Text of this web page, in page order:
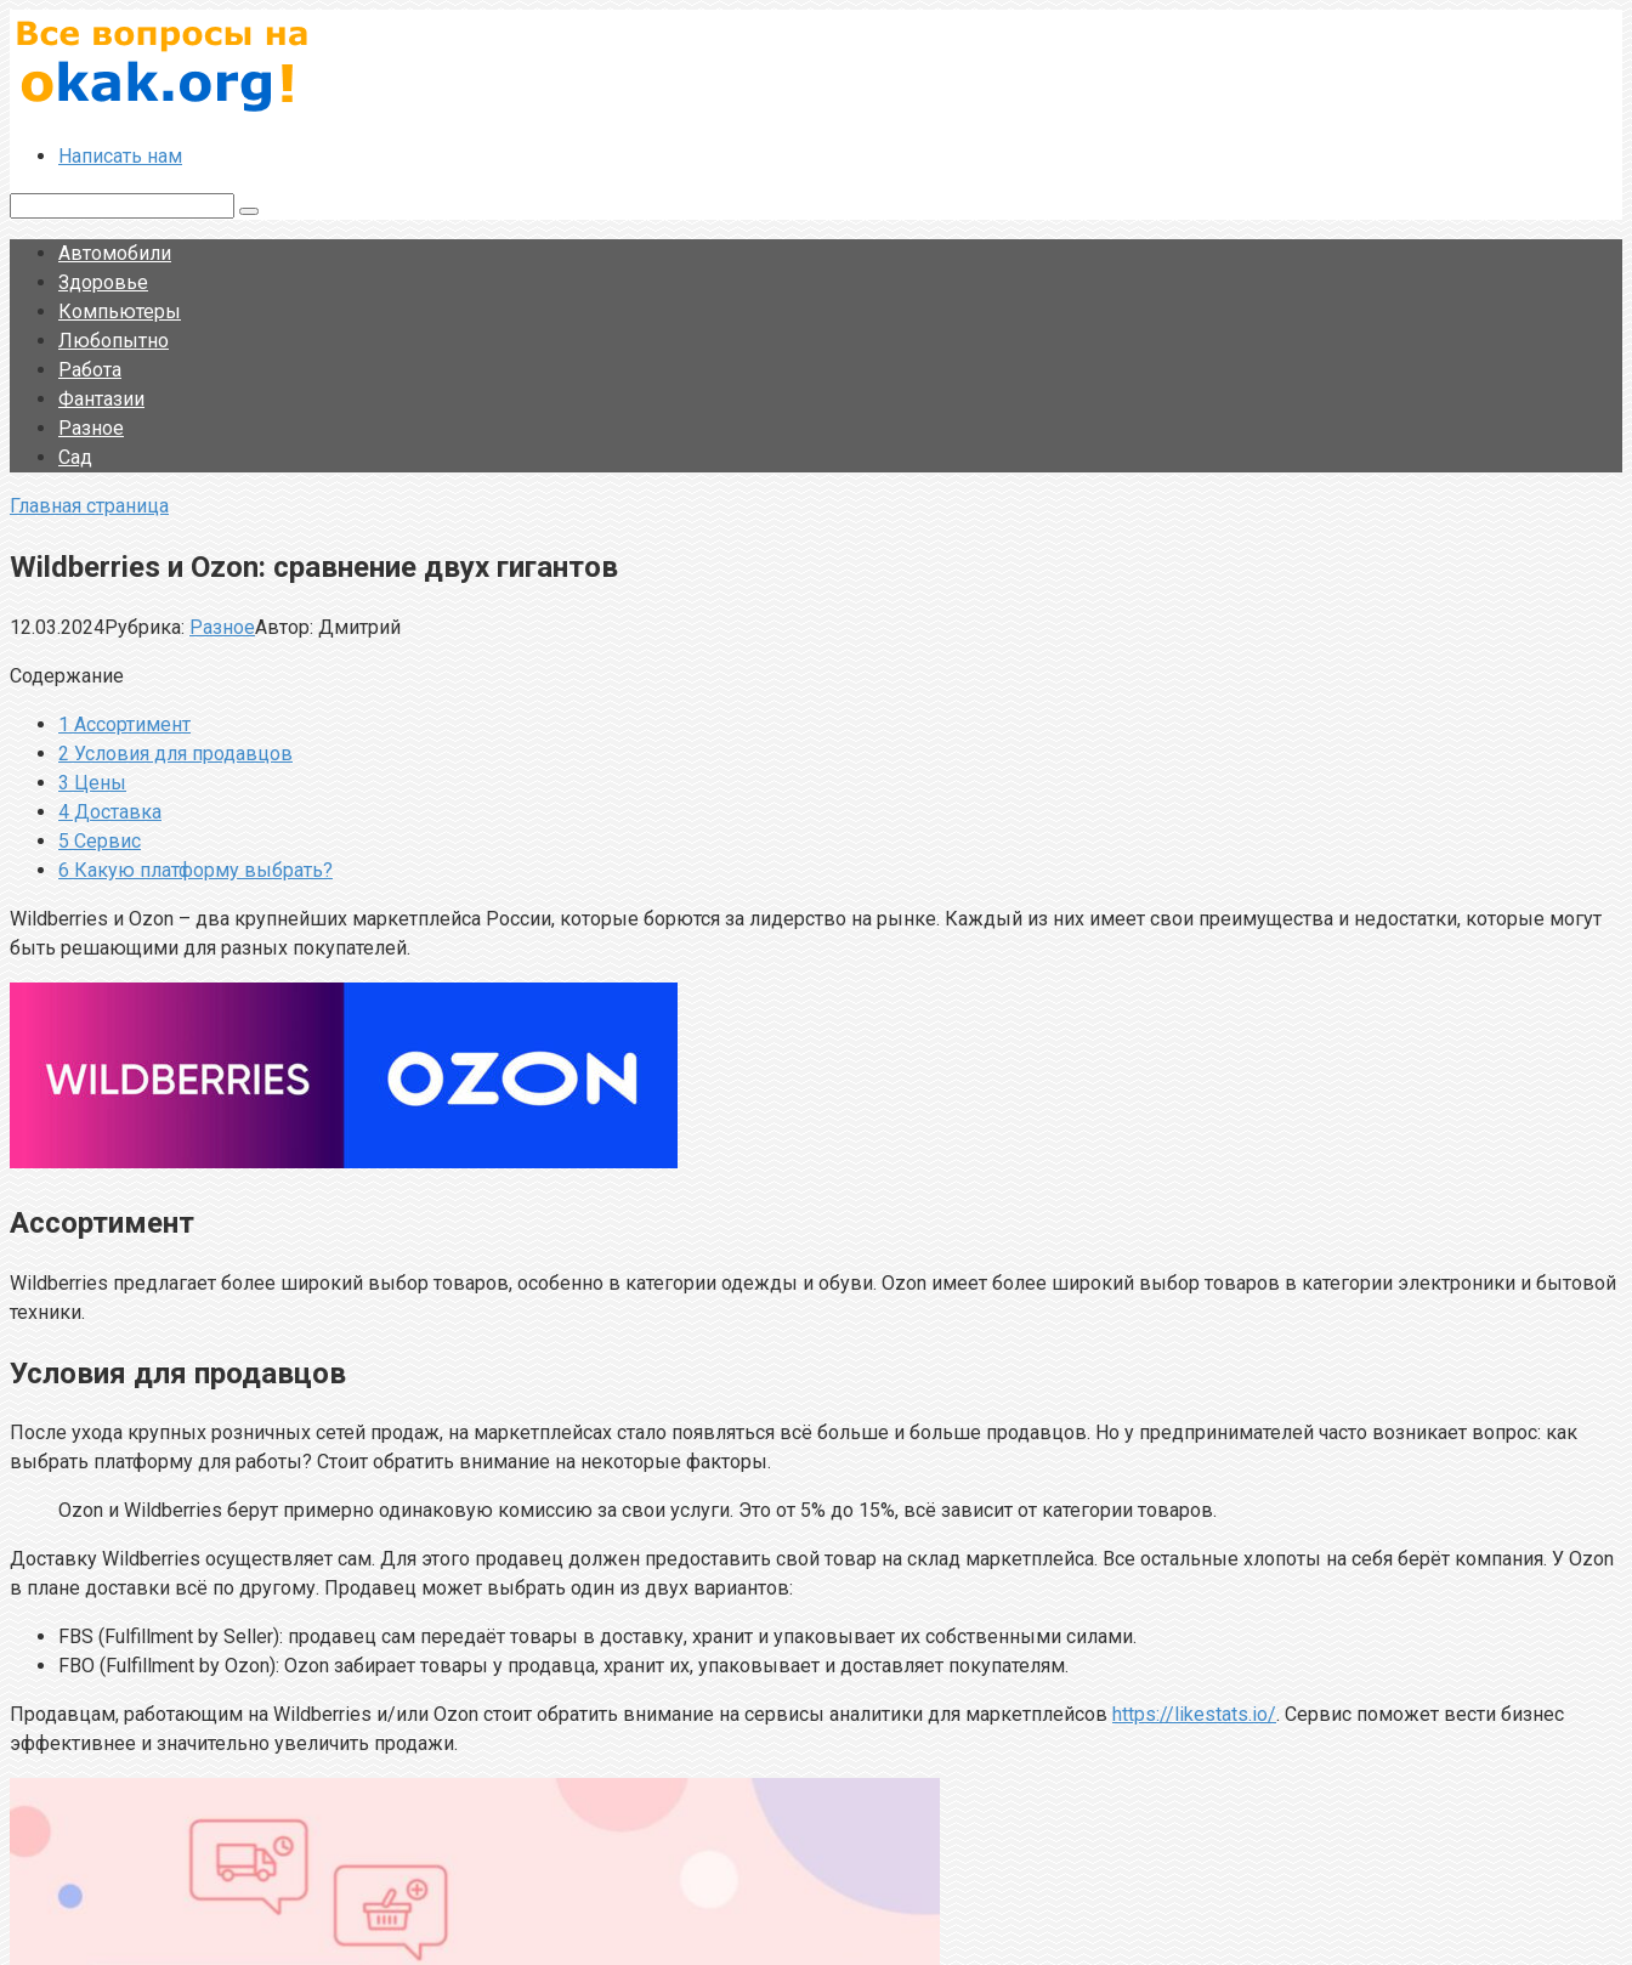
Перейти
к
контенту
Написать нам
Автомобили
Здоровье
Компьютеры
Любопытно
Работа
Фантазии
Разное
Сад
Главная страница
Wildberries и Ozon: сравнение двух гигантов
12.03.2024Рубрика: РазноеАвтор: Дмитрий
Содержание
1 Ассортимент
2 Условия для продавцов
3 Цены
4 Доставка
5 Сервис
6 Какую платформу выбрать?
Wildberries и Ozon – два крупнейших маркетплейса России, которые борются за лидерство на рынке. Каждый из них имеет свои преимущества и недостатки, которые могут
быть решающими для разных покупателей.
Ассортимент
Wildberries предлагает более широкий выбор товаров, особенно в категории одежды и обуви. Ozon имеет более широкий выбор товаров в категории электроники и бытовой
техники.
Условия для продавцов
После ухода крупных розничных сетей продаж, на маркетплейсах стало появляться всё больше и больше продавцов. Но у предпринимателей часто возникает вопрос: как
выбрать платформу для работы? Стоит обратить внимание на некоторые факторы.
Ozon и Wildberries берут примерно одинаковую комиссию за свои услуги. Это от 5% до 15%, всё зависит от категории товаров.
Доставку Wildberries осуществляет сам. Для этого продавец должен предоставить свой товар на склад маркетплейса. Все остальные хлопоты на себя берёт компания. У Ozon
в плане доставки всё по другому. Продавец может выбрать один из двух вариантов:
FBS (Fulfillment by Seller): продавец сам передаёт товары в доставку, хранит и упаковывает их собственными силами.
FBO (Fulfillment by Ozon): Ozon забирает товары у продавца, хранит их, упаковывает и доставляет покупателям.
Продавцам, работающим на Wildberries и/или Ozon стоит обратить внимание на сервисы аналитики для маркетплейсов https://likestats.io/. Сервис поможет вести бизнес
эффективнее и значительно увеличить продажи.